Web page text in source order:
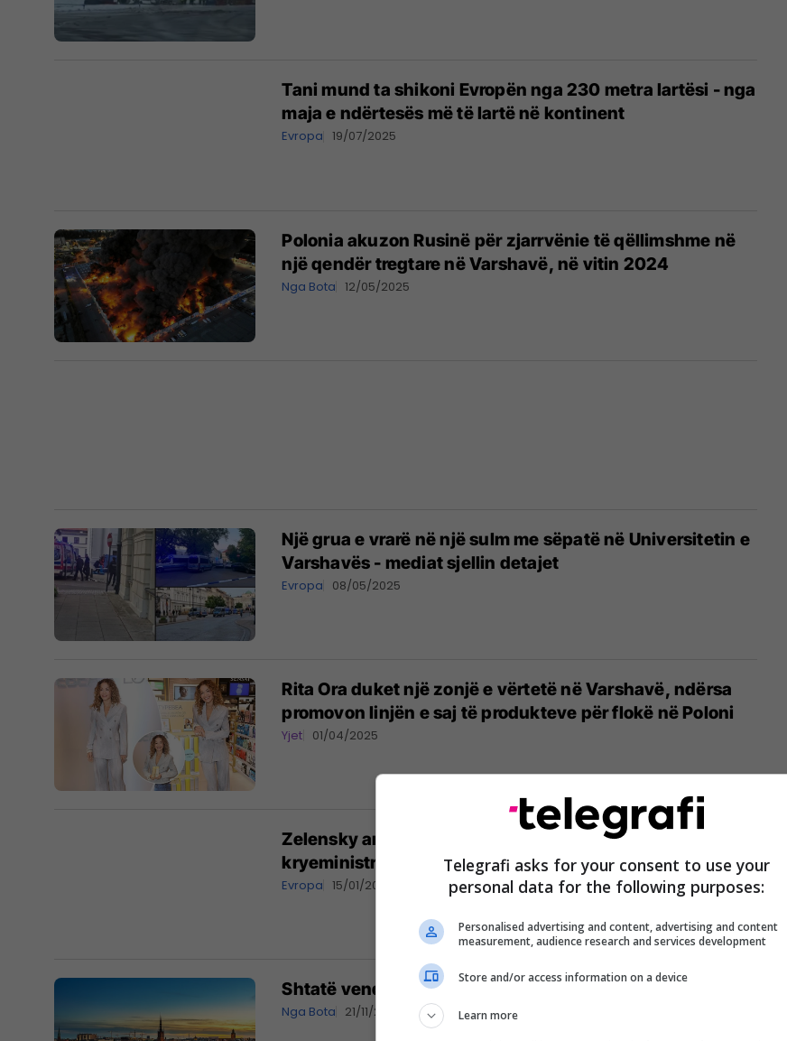
Tani mund ta shikoni Evropën nga 230 metra lartësi - nga
maja e ndërtesës më të lartë në kontinent
Evropa 19/07/2025
Polonia akuzon Rusinë për zjarrvënie të qëllimshme në
një qendër tregtare në Varshavë, në vitin 2024
Nga Bota 12/05/2025
Një grua e vrarë në një sulm me sëpatë në Universitetin e
Varshavës - mediat sjellin detajet
Evropa 08/05/2025
Rita Ora duket një zonjë e vërtetë në Varshavë, ndërsa
promovon linjën e saj të produkteve për flokë në Poloni
Yjet 01/04/2025
Zelensky arrin në Varshavë, pritet të takohet me
kryeministrin polak
Evropa 15/01/2025
Shtatë vendet me ajrin më të pastër në botë
Nga Bota 21/11/2024
Telegrafi asks for your consent to use your
personal data for the following purposes:
Personalised advertising and content, advertising and content
measurement, audience research and services development
Store and/or access information on a device
Learn more